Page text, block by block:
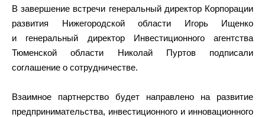
В завершение встречи генеральный директор Корпорации
развития Нижегородской области Игорь Ищенко
и генеральный директор Инвестиционного агентства
Тюменской области Николай Пуртов подписали
соглашение о сотрудничестве.
Взаимное партнерство будет направлено на развитие
предпринимательства, инвестиционного и инновационного